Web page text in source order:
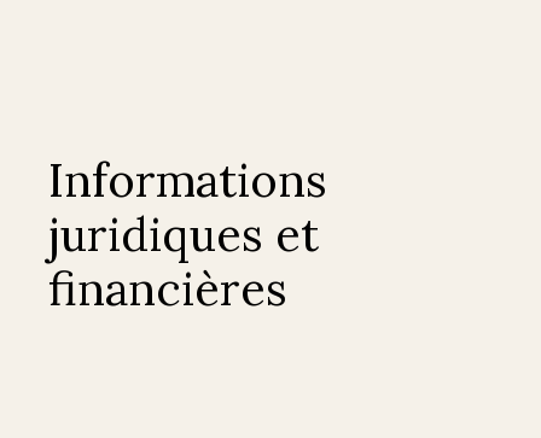
Informations
juridiques et
financières